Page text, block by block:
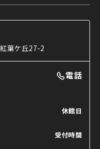
葉ケ丘27-2
電話
休館日
受付時間